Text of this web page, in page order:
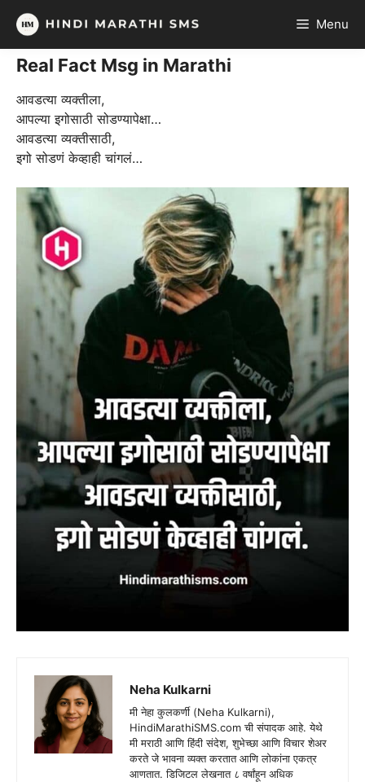
Skip
content
Menu
Real Fact Msg in Marathi
आवडत्या व्यक्तीला,
आपल्या इगोसाठी सोडण्यापेक्षा…
आवडत्या व्यक्तीसाठी,
इगो सोडणं केव्हाही चांगलं…
Neha Kulkarni
मी नेहा कुलकर्णी (Neha Kulkarni),
HindiMarathiSMS.com ची संपादक आहे. येथे
मी मराठी आणि हिंदी संदेश, शुभेच्छा आणि विचार शेअर
करते जे भावना व्यक्त करतात आणि लोकांना एकत्र
आणतात. डिजिटल लेखनात ८ वर्षांहून अधिक